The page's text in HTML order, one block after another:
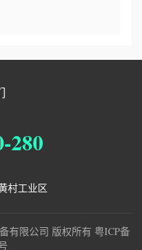
280
村工业区
有限公司 版权所有 粤ICP备